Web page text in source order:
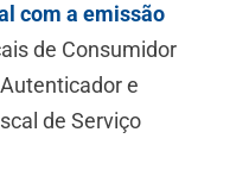
com a emissão
de Consumidor
e
de Serviço